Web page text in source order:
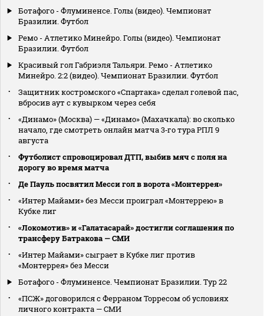
Ботафого - Флуминенсе. Голы (видео). Чемпионат
Бразилии. Футбол
Ремо - Атлетико Минейро. Голы (видео). Чемпионат
Бразилии. Футбол
Красивый гол Габриэля Тальяри. Ремо - Атлетико
Минейро. 2:2 (видео). Чемпионат Бразилии. Футбол
Защитник костромского «Спартака» сделал голевой пас,
вбросив аут с кувырком через себя
«Динамо» (Москва) — «Динамо» (Махачкала): во сколько
начало, где смотреть онлайн матча 3‑го тура РПЛ 9
августа
Футболист спровоцировал ДТП, выбив мяч с поля на
дорогу во время матча
Де Пауль посвятил Месси гол в ворота «Монтеррея»
«Интер Майами» без Месси проиграл «Монтеррею» в
Кубке лиг
«Локомотив» и «Галатасарай» достигли соглашения по
трансферу Батракова — СМИ
«Интер Майами» сыграет в Кубке лиг против
«Монтеррея» без Месси
Ботафого - Флуминенсе. Чемпионат Бразилии. Тур 22
«ПСЖ» договорился с Ферраном Торресом об условиях
личного контракта — СМИ